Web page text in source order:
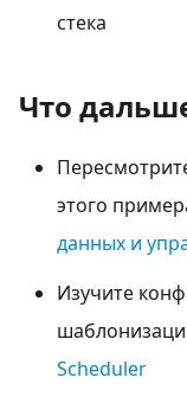
стека
Что
этого
данных и
Изучите
Scheduler